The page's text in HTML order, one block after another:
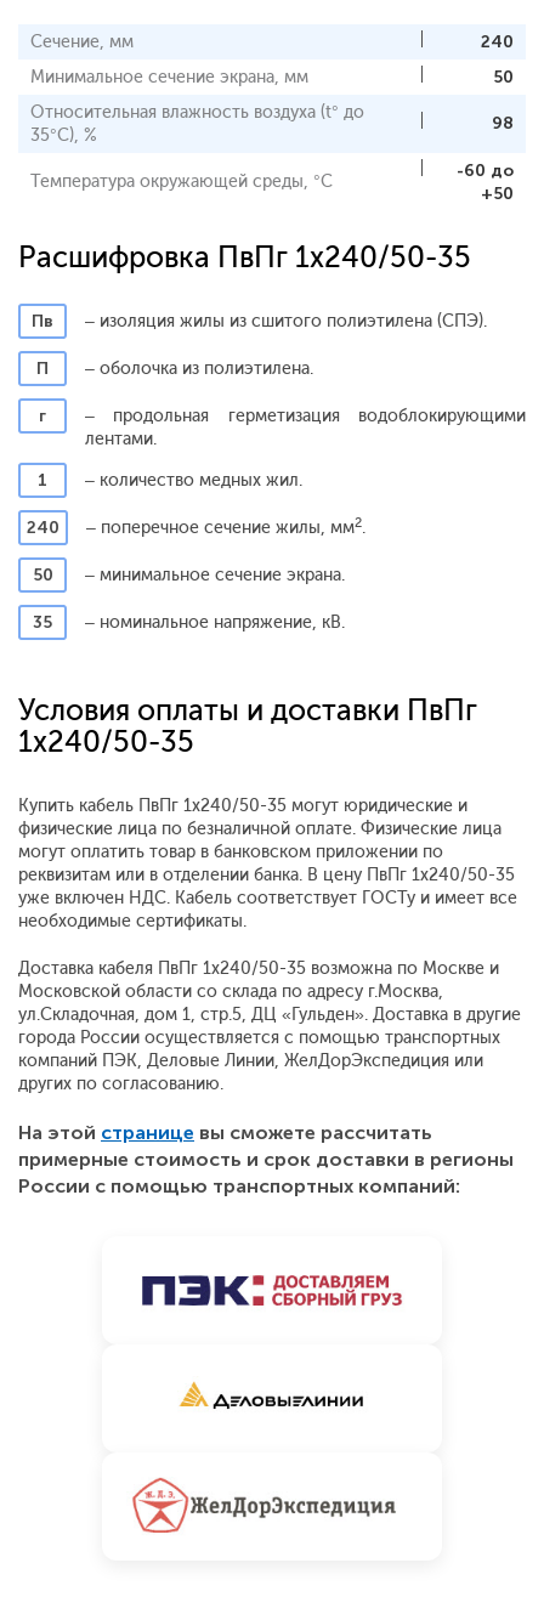
Сечение, мм
240
Минимальное сечение экрана, мм
50
Относительная влажность воздуха (t° до
35°С), %
98
Температура окружающей среды, °С
-60 до
+50
Расшифровка ПвПг 1x240/50-35
Пв – изоляция жилы из сшитого полиэтилена (СПЭ).
П – оболочка из полиэтилена.
г
– продольная герметизация водоблокирующими
лентами.
1
– количество медных жил.
240 – поперечное сечение жилы, мм2.
50 – минимальное сечение экрана.
35 – номинальное напряжение, кВ.
Условия оплаты и доставки ПвПг
1x240/50-35
Купить кабель ПвПг 1x240/50-35 могут юридические и
физические лица по безналичной оплате. Физические лица
могут оплатить товар в банковском приложении по
реквизитам или в отделении банка. В цену ПвПг 1x240/50-35
уже включен НДС. Кабель соответствует ГОСТу и имеет все
необходимые сертификаты.
Доставка кабеля ПвПг 1x240/50-35 возможна по Москве и
Московской области со склада по адресу г.Москва,
ул.Складочная, дом 1, стр.5, ДЦ «Гульден». Доставка в другие
города России осуществляется с помощью транспортных
компаний ПЭК, Деловые Линии, ЖелДорЭкспедиция или
других по согласованию.
На этой странице вы сможете рассчитать
примерные стоимость и срок доставки в регионы
России с помощью транспортных компаний: